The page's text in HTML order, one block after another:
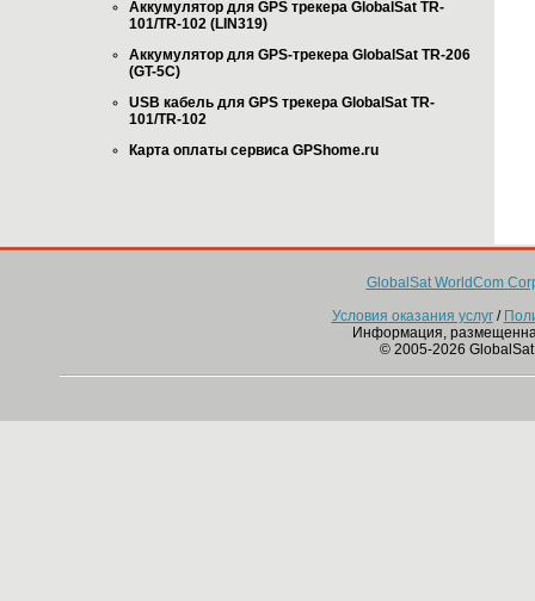
Аккумулятор для GPS трекера GlobalSat TR-
101/TR-102 (LIN319)
Аккумулятор для GPS-трекера GlobalSat TR-206
(GT-5C)
USB кабель для GPS трекера GlobalSat TR-
101/TR-102
Карта оплаты сервиса GPShome.ru
GlobalSat WorldCom
Условия оказания услуг/
Информация,
© 2005-2026